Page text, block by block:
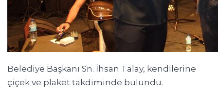
Belediye Başkanı Sn. İhsan Talay, kendilerine
çiçek ve plaket takdiminde bulundu.